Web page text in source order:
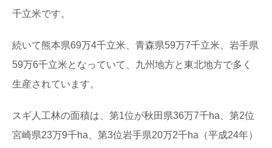
千立米です。
続いて熊本県69万4千立米、青森県59万7千立米、岩手県
59万6千立米となっていて、九州地方と東北地方で多く
生産されています。
スギ人工林の面積は、第1位が秋田県36万7千ha、第2位
宮崎県23万9千ha、第3位岩手県20万2千ha（平成24年）